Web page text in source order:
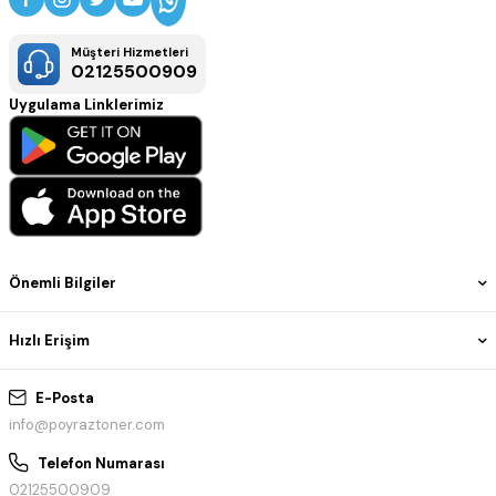
E-Posta
info@poyraztoner.com
Telefon Numarası
02125500909
Önemli Bilgiler
Hızlı Erişim
Müşteri Hizmetleri
02125500909
Uygulama Linklerimiz